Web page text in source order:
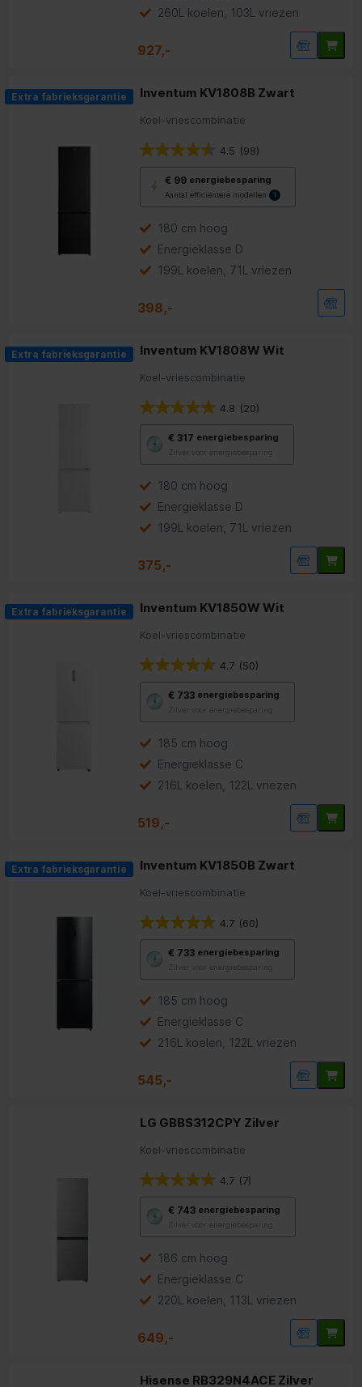
260L koelen, 103L vriezen
927,-
Extra fabrieksgarantie Inventum KV1808B Zwart
Koel-vriescombinatie
4.5 (98)
€ 99 energiebesparing
Aantal efficiëntere modellen 1
deze
knop
Youreko’s
voor
energiebesparing.
180 cm hoog
Energieklasse D
199L koelen, 71L vriezen
398,-
Extra fabrieksgarantie Inventum KV1808W Wit
Koel-vriescombinatie
4.8 (20)
€ 317 energiebesparing
Zilver voor energiebesparing
Youreko’s
voor
energiebesparing.
180 cm hoog
Energieklasse D
199L koelen, 71L vriezen
375,-
Extra fabrieksgarantie Inventum KV1850W Wit
Koel-vriescombinatie
4.7 (50)
€ 733 energiebesparing
Zilver voor energiebesparing
Youreko’s
voor
energiebesparing.
185 cm hoog
Energieklasse C
216L koelen, 122L vriezen
519,-
Extra fabrieksgarantie Inventum KV1850B Zwart
Koel-vriescombinatie
4.7 (60)
€ 733 energiebesparing
Zilver voor energiebesparing
Youreko’s
voor
energiebesparing.
185 cm hoog
Energieklasse C
216L koelen, 122L vriezen
545,-
LG GBBS312CPY Zilver
Koel-vriescombinatie
4.7 (7)
€ 743 energiebesparing
Zilver voor energiebesparing
Youreko’s
voor
energiebesparing.
186 cm hoog
Energieklasse C
220L koelen, 113L vriezen
649,-
Hisense RB329N4ACE Zilver